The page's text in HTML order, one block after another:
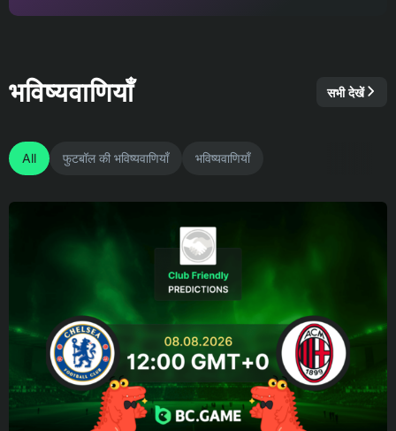
भविष्यवाणियाँ सभी देखें
All फुटबॉल की भविष्यवाणियाँ भविष्यवाणियाँ